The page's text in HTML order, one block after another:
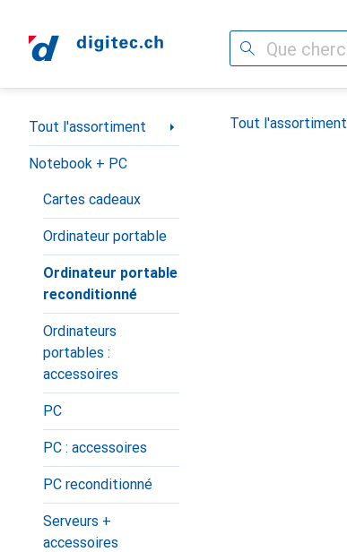
Recherche
Navigation par catégorie
Tout l'assortiment
Notebook + PC
Cartes cadeaux
Ordinateur portable
Ordinateur portable
reconditionné
Ordinateurs
portables :
accessoires
PC
PC : accessoires
PC reconditionné
Serveurs +
accessoires
Tout l'assortiment